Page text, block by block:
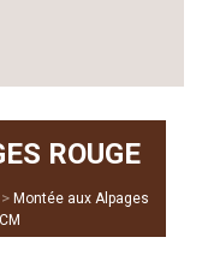
ROUGE
> Montée aux Alpages